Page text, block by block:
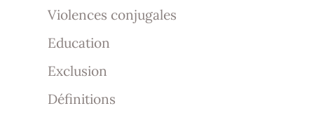
Violences conjugales
Education
Exclusion
Définitions